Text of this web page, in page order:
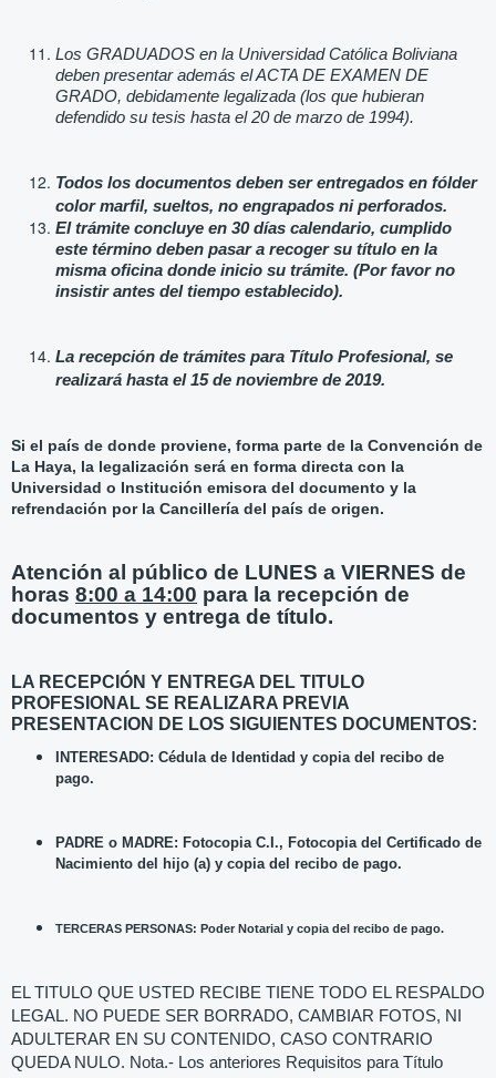
Los GRADUADOS en la Universidad Católica Boliviana
deben presentar además el ACTA DE EXAMEN DE
GRADO, debidamente legalizada (los que hubieran
defendido su tesis hasta el 20 de marzo de 1994).
Todos los documentos deben ser entregados en fólder
color marfil, sueltos, no engrapados ni perforados.
El trámite concluye en 30 días calendario, cumplido
este término deben pasar a recoger su título en la
misma oficina donde inicio su trámite. (Por favor no
insistir antes del tiempo establecido).
La recepción de trámites para Título Profesional, se
realizará hasta el 15 de noviembre de 2019.
Si el país de donde proviene, forma parte de la Convención de
La Haya, la legalización será en forma directa con la
Universidad o Institución emisora del documento y la
refrendación por la Cancillería del país de origen.
Atención al público de LUNES a VIERNES de
horas 8:00 a 14:00 para la recepción de
documentos y entrega de título.
LA RECEPCIÓN Y ENTREGA DEL TITULO
PROFESIONAL SE REALIZARA PREVIA
PRESENTACION DE LOS SIGUIENTES DOCUMENTOS:
INTERESADO: Cédula de Identidad y copia del recibo de
pago.
PADRE o MADRE: Fotocopia C.I., Fotocopia del Certificado de
Nacimiento del hijo (a) y copia del recibo de pago.
TERCERAS PERSONAS: Poder Notarial y copia del recibo de pago.
EL TITULO QUE USTED RECIBE TIENE TODO EL RESPALDO
LEGAL. NO PUEDE SER BORRADO, CAMBIAR FOTOS, NI
ADULTERAR EN SU CONTENIDO, CASO CONTRARIO
QUEDA NULO. Nota.- Los anteriores Requisitos para Título